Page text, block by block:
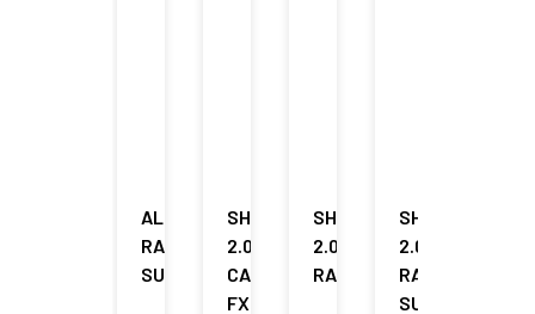
ALLROAD
RACING
SUPERCOMFORT
SHORTFIT
2.0
CARBON
FX
SHORTFIT
2.0
RACING
SHORTFIT
2.0
RACING